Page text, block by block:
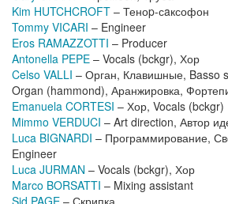
Kim HUTCHCROFT – Теноp-сaксофон
Tommy VICARI – Engineer
Eros RAMAZZOTTI – Producer
Antonella PEPE – Vocals (bckgr), Хор
Celso VALLI – Орган, Клавишные, Basso
Organ (hammond), Аранжировка,
Emanuela CORTESI – Хор, Vocals (bckgr)
Mimmo VERDUCI – Art direction, Автор
Luca BIGNARDI – Программирование,
Engineer
Luca JURMAN – Vocals (bckgr), Хор
Marco BORSATTI – Mixing assistant
Sid PAGE – Скрипка